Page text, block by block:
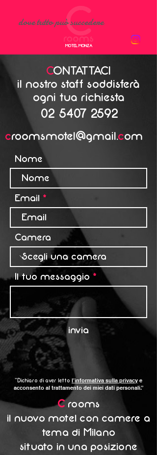
dove tutto può succedere
MOTEL MONZA
CONTATTACI
il nostro staff soddisferà
ogni tua richiesta
02 5407 2592
croomsmotel@gmail.com
Nome
Email
Camera
Il tuo messaggio
invia
“Dichiaro di aver letto l’informativa sulla privacy e
acconsento al trattamento dei miei dati personali.”
Crooms
il nuovo motel con camere a
tema di Milano
situato in una posizione